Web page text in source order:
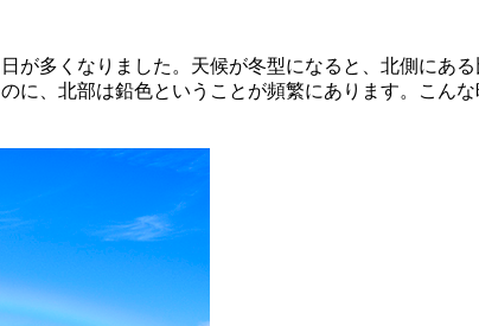
多くなりました。天候が冬型になると、北側にあ
に、北部は鉛色ということが頻繁にあります。こん